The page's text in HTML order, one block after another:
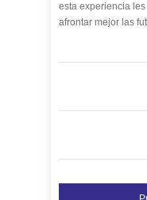
esta experiencia
afrontar mejor las